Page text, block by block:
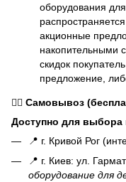
оборудования
акционные
накопительными
скидок
предложение,
🏃‍♂️ Самовывоз
Доступно для выбора
📍 г. Кривой Рог
📍 г. Киев: ул.
оборудование для